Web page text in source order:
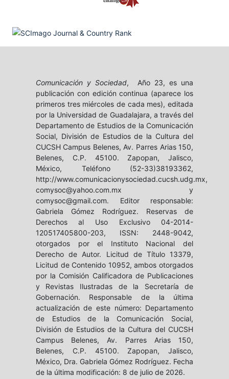
Comunicación y Sociedad, Año 23, es una
publicación con edición continua (aparece los
primeros tres miércoles de cada mes), editada
por la Universidad de Guadalajara, a través del
Departamento de Estudios de la Comunicación
Social, División de Estudios de la Cultura del
CUCSH Campus Belenes, Av. Parres Arias 150,
Belenes, C.P. 45100. Zapopan, Jalisco,
México, Teléfono (52-33)38193362,
http://www.comunicacionysociedad.cucsh.udg.mx,
comysoc@yahoo.com.mx y
comysoc@gmail.com. Editor responsable:
Gabriela Gómez Rodríguez. Reservas de
Derechos al Uso Exclusivo 04-2014-
120517405800-203, ISSN: 2448-9042,
otorgados por el Instituto Nacional del
Derecho de Autor. Licitud de Título 13379,
Licitud de Contenido 10952, ambos otorgados
por la Comisión Calificadora de Publicaciones
y Revistas Ilustradas de la Secretaría de
Gobernación. Responsable de la última
actualización de este número: Departamento
de Estudios de la Comunicación Social,
División de Estudios de la Cultura del CUCSH
Campus Belenes, Av. Parres Arias 150,
Belenes, C.P. 45100. Zapopan, Jalisco,
México, Dra. Gabriela Gómez Rodríguez. Fecha
de la última modificación: 8 de julio de 2026.